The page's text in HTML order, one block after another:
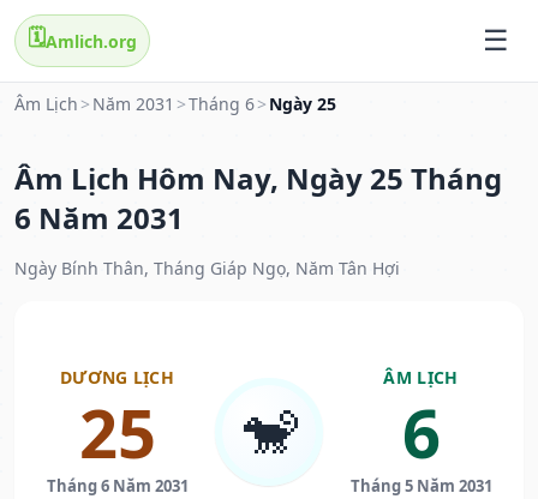
🗓️Amlich.org
Âm Lịch > Năm 2031 >Tháng 6> Ngày 25
Âm Lịch Hôm Nay, Ngày 25 Tháng
6 Năm 2031
Ngày Bính Thân, Tháng Giáp Ngọ, Năm Tân Hợi
DƯƠNG LỊCH
25
Tháng 6 Năm 2031
🐒
ÂM LỊCH
6
Tháng 5 Năm 2031